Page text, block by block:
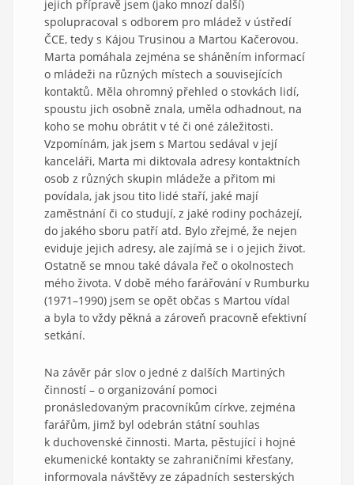
jejich přípravě jsem (jako mnozí další)
spolupracoval s odborem pro mládež v ústředí
ČCE, tedy s Kájou Trusinou a Martou Kačerovou.
Marta pomáhala zejména se sháněním informací
o mládeži na různých místech a souvisejících
kontaktů. Měla ohromný přehled o stovkách lidí,
spoustu jich osobně znala, uměla odhadnout, na
koho se mohu obrátit v té či oné záležitosti.
Vzpomínám, jak jsem s Martou sedával v její
kanceláři, Marta mi diktovala adresy kontaktních
osob z různých skupin mládeže a přitom mi
povídala, jak jsou tito lidé staří, jaké mají
zaměstnání či co studují, z jaké rodiny pocházejí,
do jakého sboru patří atd. Bylo zřejmé, že nejen
eviduje jejich adresy, ale zajímá se i o jejich život.
Ostatně se mnou také dávala řeč o okolnostech
mého života. V době mého farářování v Rumburku
(1971–1990) jsem se opět občas s Martou vídal
a byla to vždy pěkná a zároveň pracovně efektivní
setkání.
Na závěr pár slov o jedné z dalších Martiných
činností – o organizování pomoci
pronásledovaným pracovníkům církve, zejména
farářům, jimž byl odebrán státní souhlas
k duchovenské činnosti. Marta, pěstující i hojné
ekumenické kontakty se zahraničními křesťany,
informovala návštěvy ze západních sesterských